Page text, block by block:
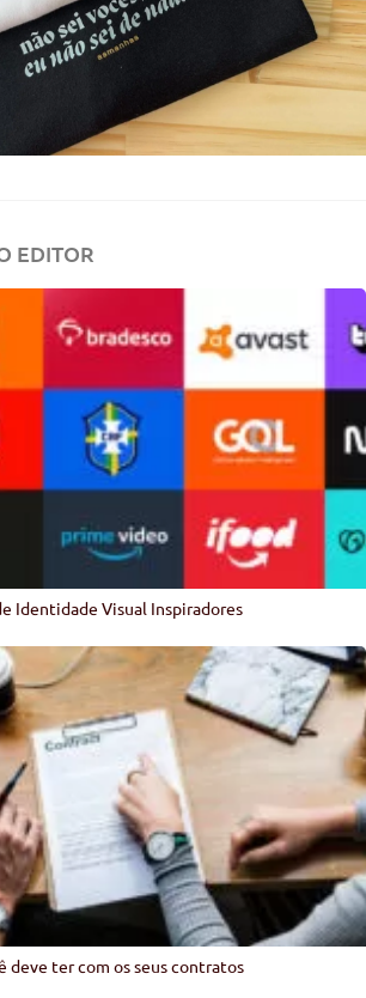
EDITOR
Identidade Visual Inspiradores
deve ter com os seus contratos